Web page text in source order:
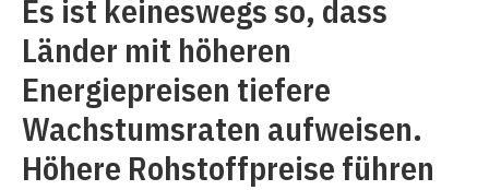
Es ist keineswegs so, dass
Länder mit höheren
Energiepreisen tiefere
Wachstumsraten aufweisen.
Höhere Rohstoffpreise führen